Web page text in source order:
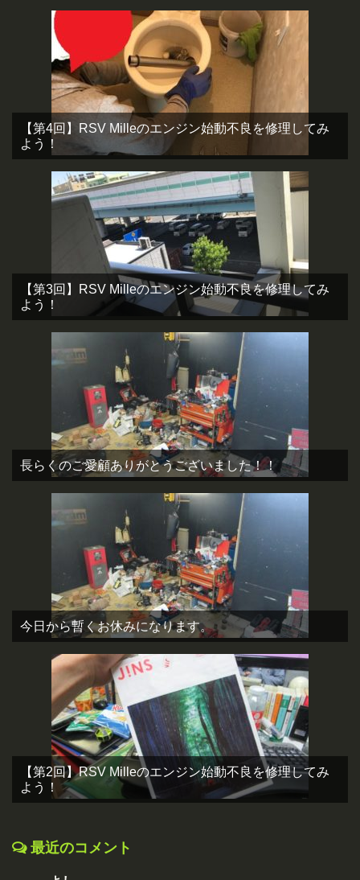
【第4回】RSV Milleのエンジン始動不良を修理してみ
よう！
【第3回】RSV Milleのエンジン始動不良を修理してみ
よう！
長らくのご愛顧ありがとうございました！！
今日から暫くお休みになります。
【第2回】RSV Milleのエンジン始動不良を修理してみ
よう！
最近のコメント